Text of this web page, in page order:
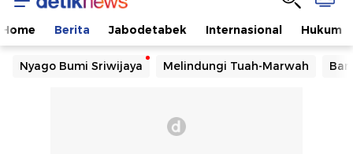
Home Berita Jabodetabek Internasional Hukum
Nyago Bumi Sriwijaya Melindungi Tuah-Marwah